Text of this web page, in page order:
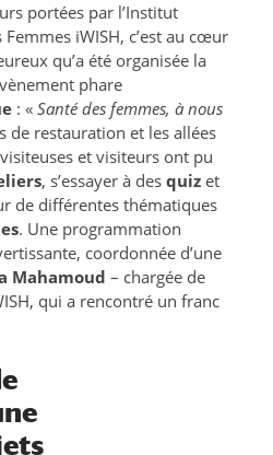
portées par l’Institut
iWISH, c’est au cœur
qu’a été organisée la
phare
: « Santé des femmes, à nous
de restauration et les allées
et visiteurs ont pu
, s’essayer à des quiz et
de différentes thématiques
. Une programmation
coordonnée d’une
Mahamoud – chargée de
qui a rencontré un franc